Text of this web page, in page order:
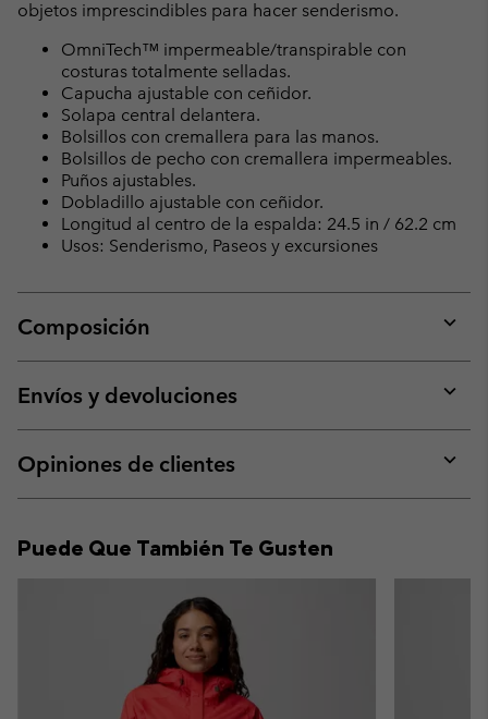
objetos imprescindibles para hacer senderismo.
OmniTech™ impermeable/transpirable con
costuras totalmente selladas.
Capucha ajustable con ceñidor.
Solapa central delantera.
Bolsillos con cremallera para las manos.
Bolsillos de pecho con cremallera impermeables.
Puños ajustables.
Dobladillo ajustable con ceñidor.
Longitud al centro de la espalda: 24.5 in / 62.2 cm
Usos: Senderismo, Paseos y excursiones
Composición
or
Envíos y devoluciones
or
Opiniones de clientes
or
Puede Que También Te Gusten